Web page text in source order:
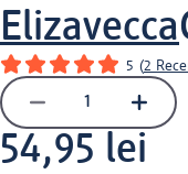
Elizavecca
5 (2
54,95 lei